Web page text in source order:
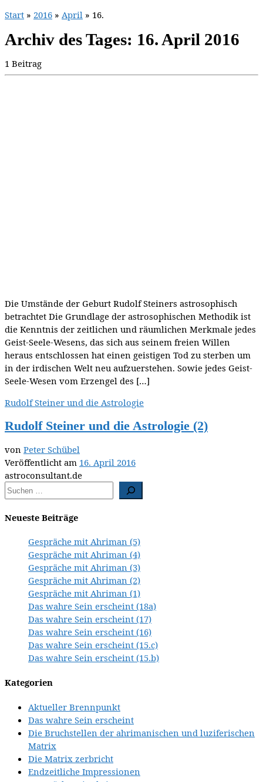
Start » 2016 » April » 16.
Archiv des Tages: 16. April 2016
1 Beitrag
Die Umstände der Geburt Rudolf Steiners astrosophisch
betrachtet Die Grundlage der astrosophischen Methodik ist
die Kenntnis der zeitlichen und räumlichen Merkmale jedes
Geist-Seele-Wesens, das sich aus seinem freien Willen
heraus entschlossen hat einen geistigen Tod zu sterben um
in der irdischen Welt neu aufzuerstehen. Sowie jedes Geist-
Seele-Wesen vom Erzengel des […]
Rudolf Steiner und die Astrologie
Rudolf Steiner und die Astrologie (2)
von Peter Schübel
Veröffentlicht am 16. April 2016
astroconsultant.de
Neueste Beiträge
Gespräche mit Ahriman (5)
Gespräche mit Ahriman (4)
Gespräche mit Ahriman (3)
Gespräche mit Ahriman (2)
Gespräche mit Ahriman (1)
Das wahre Sein erscheint (18a)
Das wahre Sein erscheint (17)
Das wahre Sein erscheint (16)
Das wahre Sein erscheint (15.c)
Das wahre Sein erscheint (15.b)
Kategorien
Aktueller Brennpunkt
Das wahre Sein erscheint
Die Bruchstellen der ahrimanischen und luziferischen
Matrix
Die Matrix zerbricht
Endzeitliche Impressionen